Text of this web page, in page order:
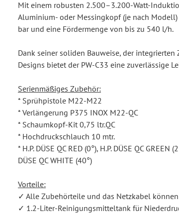
Mit einem robusten 2.500–3.200-Watt-
Aluminium- oder Messingkopf (je nach
bar und eine Fördermenge von bis zu 540 l/h.
Dank seiner soliden Bauweise, der
Designs bietet der PW-C33 eine zuverlässige
Serienmäßiges Zubehör:
* Sprühpistole M22-M22
* Verlängerung P375 INOX M22-QC
* Schaumkopf-Kit 0,75 ltr.QC
* Hochdruckschlauch 10 mtr.
* H.P. DÜSE QC RED (0°), H.P. DÜSE QC GREEN
DÜSE QC WHITE (40°)
Vorteile:
✓ Alle Zubehörteile und das Netzkabel
✓ 1.2-Liter-Reinigungsmitteltank für